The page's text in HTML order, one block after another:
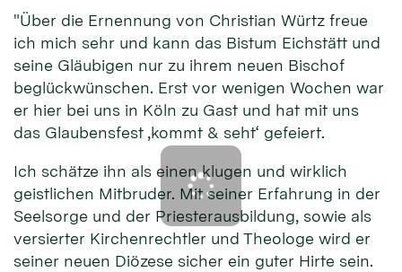
"Über die Ernennung von Christian Würtz freue
ich mich sehr und kann das Bistum Eichstätt und
seine Gläubigen nur zu ihrem neuen Bischof
beglückwünschen. Erst vor wenigen Wochen war
er hier bei uns in Köln zu Gast und hat mit uns
das Glaubensfest ‚kommt & seht‘ gefeiert.
Ich schätze ihn als einen klugen und wirklich
geistlichen Mitbruder. Mit seiner Erfahrung in der
Seelsorge und der Priesterausbildung, sowie als
versierter Kirchenrechtler und Theologe wird er
seiner neuen Diözese sicher ein guter Hirte sein.